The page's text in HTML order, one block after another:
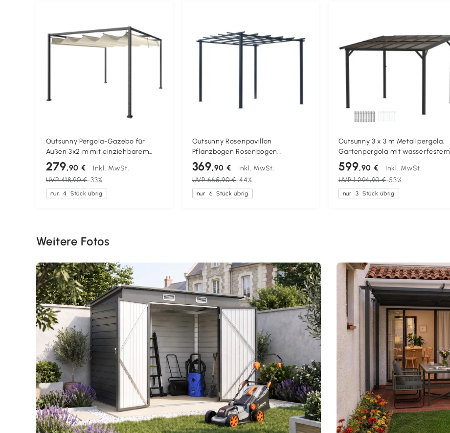
Outsunny Pergola-Gazebo für
Außen 3x2 m mit einziehbarem
Dach aus Metall und Polyester,
Creme und Grau
279,90 €
Inkl. MwSt.
UVP418,90 €-33%
nur 4 Stück übrig
Outsunny Rosenpavillon
Pflanzbogen Rosenbogen
Rankhilfe Garten Pavillon
wetterfest Metall Schwarz 2,97 x
2,95 x 2,3 m
369,90 €
Inkl. MwSt.
UVP665,90 €-44%
nur 6 Stück übrig
Outsunny 3 x 3 m Metallpergola,
Gartenpergola mit wasserfestem
Dach, freistehend, windfest, UV-
beständig, Dunkelgrau
599,90 €
Inkl. MwSt.
UVP1.294,90 €-53%
nur 3 Stück übrig
Weitere Fotos